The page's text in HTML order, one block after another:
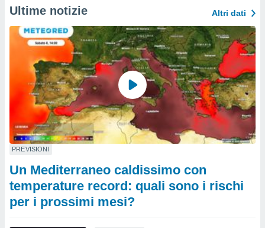
Ultime notizie Altri dati
PREVISIONI
Un Mediterraneo caldissimo con
temperature record: quali sono i rischi
per i prossimi mesi?